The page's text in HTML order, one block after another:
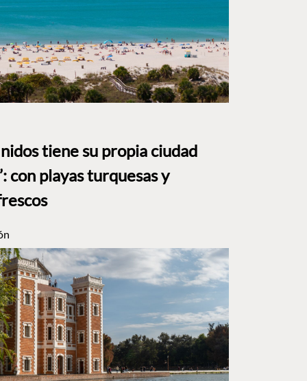
tiene su propia ciudad
con playas turquesas y